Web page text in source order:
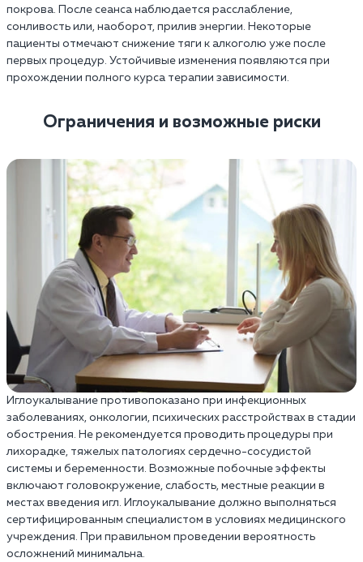
покрова. После сеанса наблюдается расслабление,
сонливость или, наоборот, прилив энергии. Некоторые
пациенты отмечают снижение тяги к алкоголю уже после
первых процедур. Устойчивые изменения появляются при
прохождении полного курса терапии зависимости.
Ограничения и возможные риски
Иглоукалывание противопоказано при инфекционных
заболеваниях, онкологии, психических расстройствах в стадии
обострения. Не рекомендуется проводить процедуры при
лихорадке, тяжелых патологиях сердечно-сосудистой
системы и беременности. Возможные побочные эффекты
включают головокружение, слабость, местные реакции в
местах введения игл. Иглоукалывание должно выполняться
сертифицированным специалистом в условиях медицинского
учреждения. При правильном проведении вероятность
осложнений минимальна.